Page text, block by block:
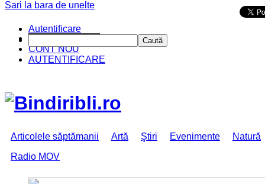
CINE SUNTEM?
CONT NOU
AUTENTIFICARE
Articolele săptămanii Artă Ştiri Evenimente
Natură
Radio MOV
Sari la bara de unelte
Autentificare
Caută